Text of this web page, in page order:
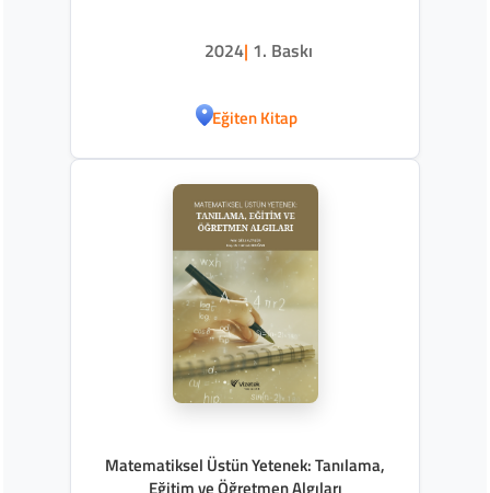
2024| 1. Baskı
Eğiten Kitap
Matematiksel Üstün Yetenek: Tanılama,